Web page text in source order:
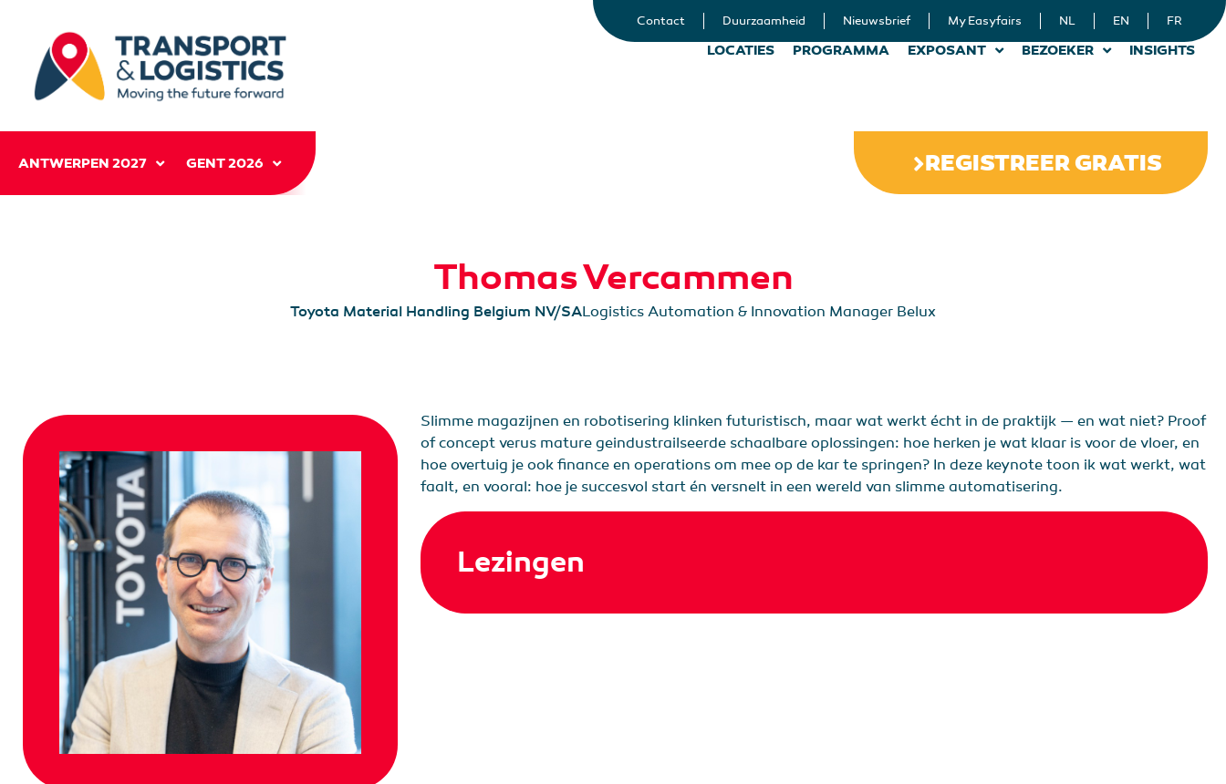
Contact Duurzaamheid Nieuwsbrief My Easyfairs NL EN FR
LOCATIES PROGRAMMA EXPOSANT BEZOEKER INSIGHTS
ANTWERPEN 2027 GENT 2026 REGISTREER GRATIS
Thomas Vercammen
Toyota Material Handling Belgium NV/SALogistics Automation & Innovation Manager Belux
Slimme magazijnen en robotisering klinken futuristisch, maar wat werkt écht in de praktijk — en wat niet? Proof
of concept verus mature geindustrailseerde schaalbare oplossingen: hoe herken je wat klaar is voor de vloer, en
hoe overtuig je ook finance en operations om mee op de kar te springen? In deze keynote toon ik wat werkt, wat
faalt, en vooral: hoe je succesvol start én versnelt in een wereld van slimme automatisering.
Lezingen